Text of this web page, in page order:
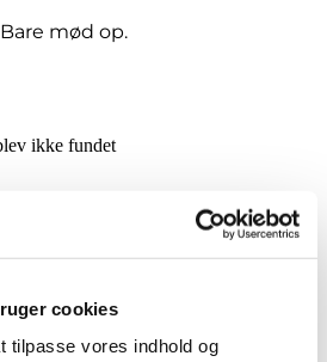
cookies
tilpasse vores indhold og
mød op.